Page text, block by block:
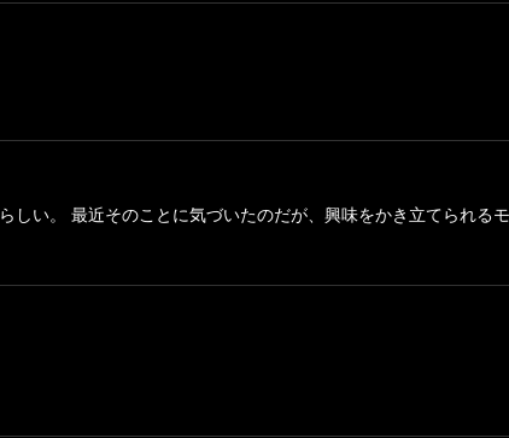
。 最近そのことに気づいたのだが、興味をかき立てられる